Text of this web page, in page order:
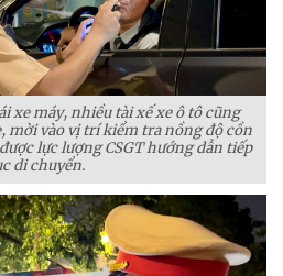
xe máy, nhiều tài xế xe ô tô cũng
mời vào vị trí kiểm tra nồng độ cồn
lực lượng CSGT hướng dẫn tiếp
di chuyển.